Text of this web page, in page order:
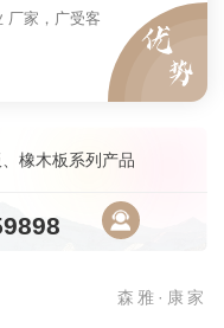
厂家，广受客
橡木板系列产品
森雅·康家